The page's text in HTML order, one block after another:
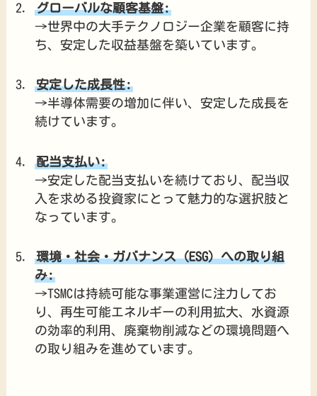
グローバルな顧客基盤:
→世界中の大手テクノロジー企業を顧客に持
ち、安定した収益基盤を築いています。
安定した成長性:
→半導体需要の増加に伴い、安定した成長を
続けています。
配当支払い:
→安定した配当支払いを続けており、配当収
入を求める投資家にとって魅力的な選択肢と
なっています。
環境・社会・ガバナンス（ESG）への取り組
み:
→TSMCは持続可能な事業運営に注力してお
り、再生可能エネルギーの利用拡大、水資源
の効率的利用、廃棄物削減などの環境問題へ
の取り組みを進めています。